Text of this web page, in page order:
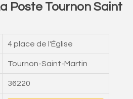
Poste Tournon Saint
4 place de l'Église
Tournon-Saint-Martin
36220